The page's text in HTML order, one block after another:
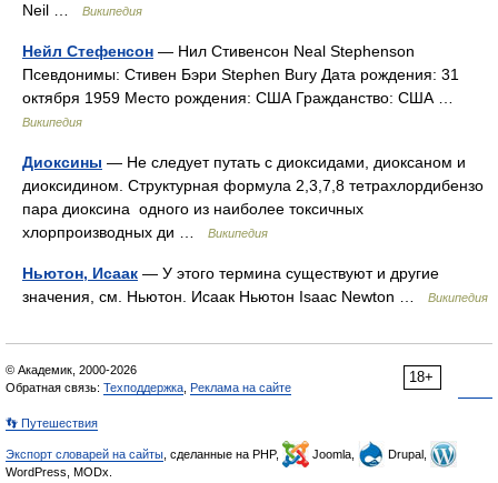
Neil …
Википедия
Нейл Стефенсон — Нил Стивенсон Neal Stephenson
Псевдонимы: Стивен Бэри Stephen Bury Дата рождения: 31
октября 1959 Место рождения: США Гражданство: США …
Википедия
Диоксины — Не следует путать с диоксидами, диоксаном и
диоксидином. Структурная формула 2,3,7,8 тетрахлордибензо
пара диоксина одного из наиболее токсичных
хлорпроизводных ди …
Википедия
Ньютон, Исаак — У этого термина существуют и другие
значения, см. Ньютон. Исаак Ньютон Isaac Newton …
Википедия
18+
© Академик, 2000-2026
Обратная связь: Техподдержка Реклама на сайте
👣 Путешествия
Экспорт словарей на сайты , сделанные на PHP, Joomla,
Drupal,
WordPress, MODx.